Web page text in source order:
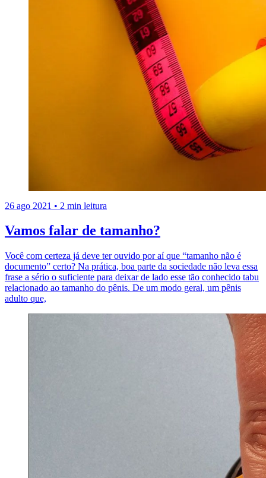
26 ago 2021 • 2 min leitura
Vamos falar de tamanho?
Você com certeza já deve ter ouvido por aí que “tamanho não é
documento” certo? Na prática, boa parte da sociedade não leva essa
frase a sério o suficiente para deixar de lado esse tão conhecido tabu
relacionado ao tamanho do pênis. De um modo geral, um pênis
adulto que,